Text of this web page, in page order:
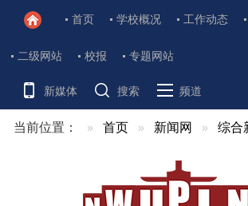
首页 学校概况 工作动态
二级网站 校报 专题网站
新媒体 搜索 频道
当前位置： 首页 新闻网 综合